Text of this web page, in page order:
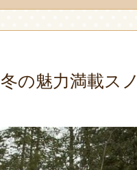
冬の魅力満載ス